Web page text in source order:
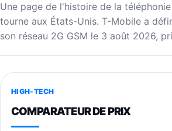
Une page de l'histoire de la
tourne aux États-Unis. T-Mobile a
son réseau 2G GSM le 3 août 2026,
HIGH-TECH
COMPARATEUR DE PRIX